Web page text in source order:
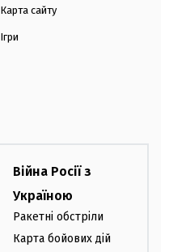
Карта сайту
Ігри
Війна Росії з
Україною
Ракетні обстріли
Карта бойових дій